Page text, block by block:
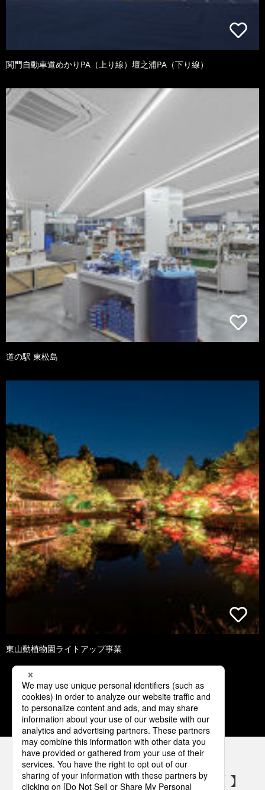
関門自動車道めかりPA（上り線）壇之浦PA（下り線）
道の駅 東松島
東山動植物園ライトアップ事業
1 2 3 4 5
パナソニックの電気設備 SNSアカウント